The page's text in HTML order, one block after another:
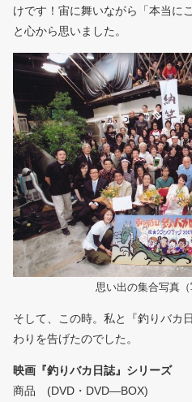
けです！宙に舞いながら「本当に
と心から思いました。
思い出の集合写真（
そして、この時。私と『釣りバカ
わりを告げたのでした。
映画『釣りバカ日誌』シリーズ
商品 (DVD・DVD―BOX)